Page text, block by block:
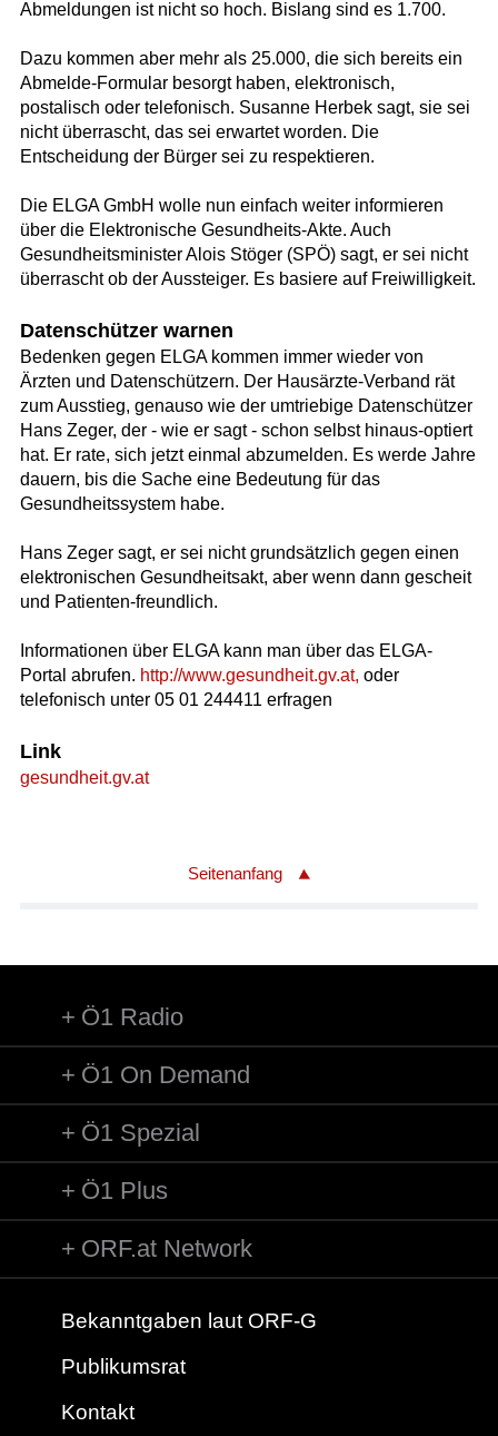
Abmeldungen ist nicht so hoch. Bislang sind es 1.700.
Dazu kommen aber mehr als 25.000, die sich bereits ein
Abmelde-Formular besorgt haben, elektronisch,
postalisch oder telefonisch. Susanne Herbek sagt, sie sei
nicht überrascht, das sei erwartet worden. Die
Entscheidung der Bürger sei zu respektieren.
Die ELGA GmbH wolle nun einfach weiter informieren
über die Elektronische Gesundheits-Akte. Auch
Gesundheitsminister Alois Stöger (SPÖ) sagt, er sei nicht
überrascht ob der Aussteiger. Es basiere auf Freiwilligkeit.
Datenschützer warnen
Bedenken gegen ELGA kommen immer wieder von
Ärzten und Datenschützern. Der Hausärzte-Verband rät
zum Ausstieg, genauso wie der umtriebige Datenschützer
Hans Zeger, der - wie er sagt - schon selbst hinaus-optiert
hat. Er rate, sich jetzt einmal abzumelden. Es werde Jahre
dauern, bis die Sache eine Bedeutung für das
Gesundheitssystem habe.
Hans Zeger sagt, er sei nicht grundsätzlich gegen einen
elektronischen Gesundheitsakt, aber wenn dann gescheit
und Patienten-freundlich.
Informationen über ELGA kann man über das ELGA-
Portal abrufen. http://www.gesundheit.gv.at, oder
telefonisch unter 05 01 244411 erfragen
Link
gesundheit.gv.at
Seitenanfang
Ö1 Radio
Ö1 On Demand
Ö1 Spezial
Ö1 Plus
ORF.at Network
Bekanntgaben laut ORF-G
Publikumsrat
Kontakt